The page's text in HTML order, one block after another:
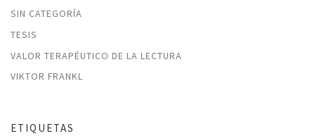
SIN CATEGORÍA
TESIS
VALOR TERAPÉUTICO DE LA LECTURA
VIKTOR FRANKL
ETIQUETAS